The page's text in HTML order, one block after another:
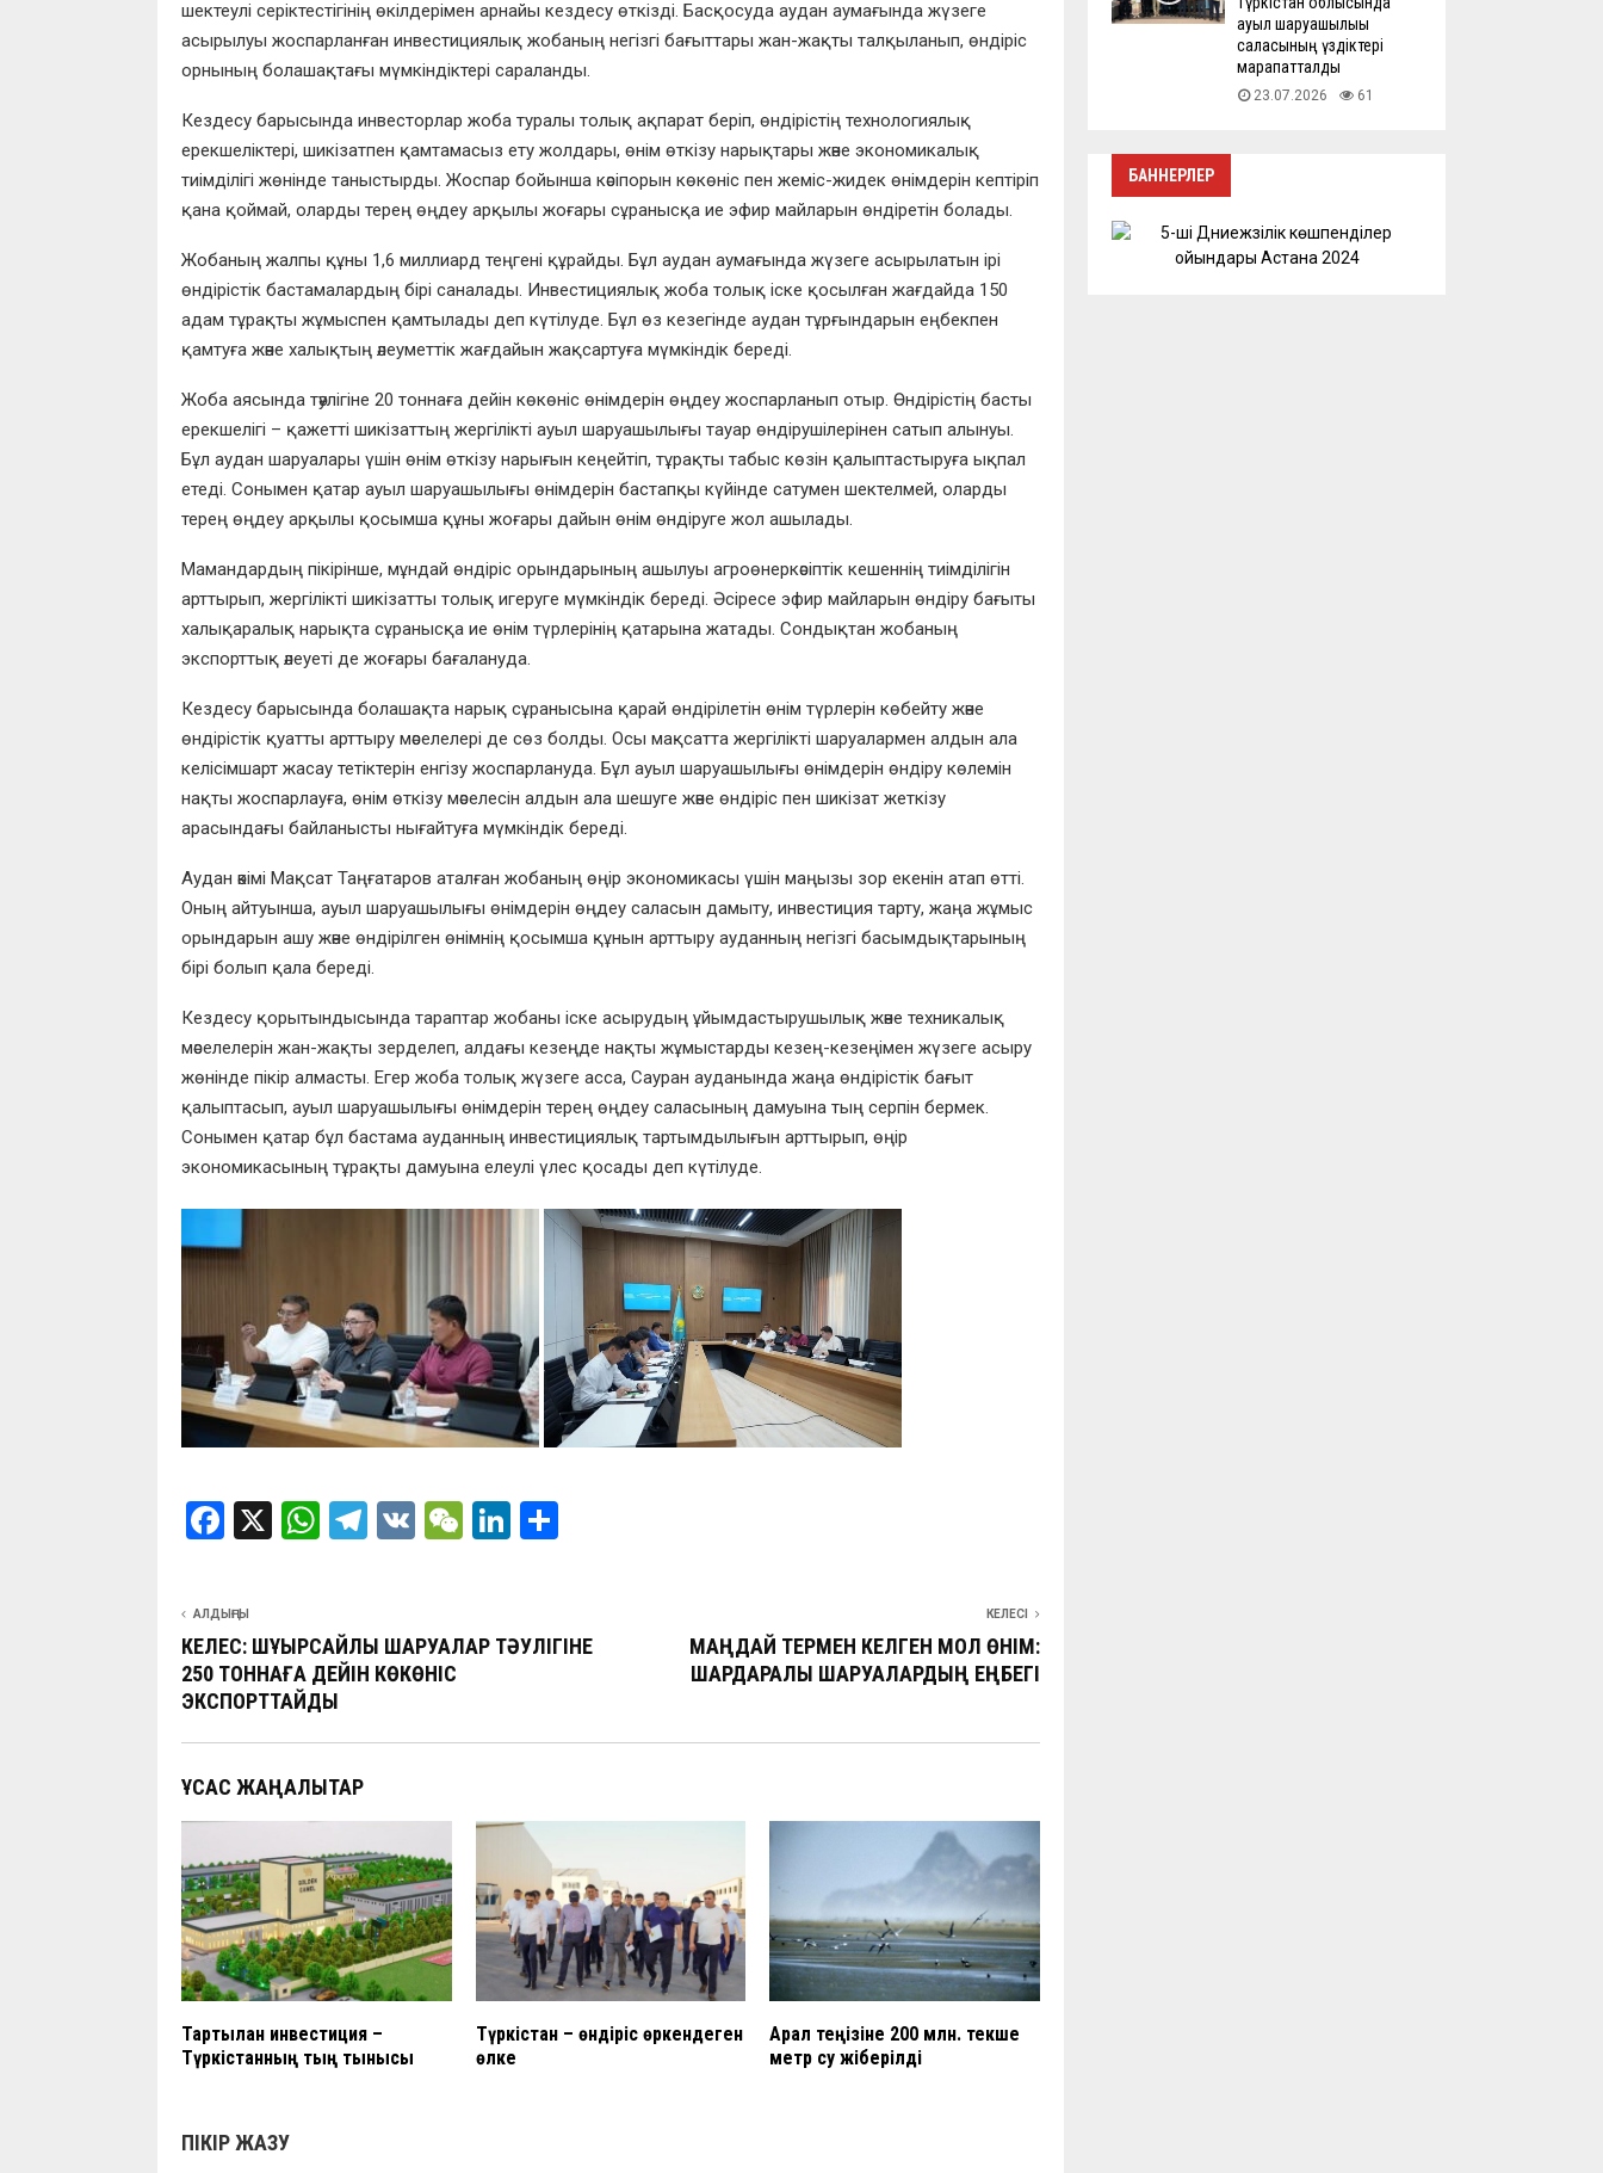
шектеулі серіктестігінің өкілдерімен арнайы кездесу өткізді. Басқосуда аудан аумағында жүзеге
асырылуы жоспарланған инвестициялық жобаның негізгі бағыттары жан-жақты талқыланып, өндіріс
орнының болашақтағы мүмкіндіктері сараланды.
Кездесу барысында инвесторлар жоба туралы толық ақпарат беріп, өндірістің технологиялық
ерекшеліктері, шикізатпен қамтамасыз ету жолдары, өнім өткізу нарықтары және экономикалық
тиімділігі жөнінде таныстырды. Жоспар бойынша кәсіпорын көкөніс пен жеміс-жидек өнімдерін кептіріп
қана қоймай, оларды терең өңдеу арқылы жоғары сұранысқа ие эфир майларын өндіретін болады.
Жобаның жалпы құны 1,6 миллиард теңгені құрайды. Бұл аудан аумағында жүзеге асырылатын ірі
өндірістік бастамалардың бірі саналады. Инвестициялық жоба толық іске қосылған жағдайда 150
адам тұрақты жұмыспен қамтылады деп күтілуде. Бұл өз кезегінде аудан тұрғындарын еңбекпен
қамтуға және халықтың әлеуметтік жағдайын жақсартуға мүмкіндік береді.
Жоба аясында тәулігіне 20 тоннаға дейін көкөніс өнімдерін өңдеу жоспарланып отыр. Өндірістің басты
ерекшелігі – қажетті шикізаттың жергілікті ауыл шаруашылығы тауар өндірушілерінен сатып алынуы.
Бұл аудан шаруалары үшін өнім өткізу нарығын кеңейтіп, тұрақты табыс көзін қалыптастыруға ықпал
етеді. Сонымен қатар ауыл шаруашылығы өнімдерін бастапқы күйінде сатумен шектелмей, оларды
терең өңдеу арқылы қосымша құны жоғары дайын өнім өндіруге жол ашылады.
Мамандардың пікірінше, мұндай өндіріс орындарының ашылуы агроөнеркәсіптік кешеннің тиімділігін
арттырып, жергілікті шикізатты толық игеруге мүмкіндік береді. Әсіресе эфир майларын өндіру бағыты
халықаралық нарықта сұранысқа ие өнім түрлерінің қатарына жатады. Сондықтан жобаның
экспорттық әлеуеті де жоғары бағалануда.
Кездесу барысында болашақта нарық сұранысына қарай өндірілетін өнім түрлерін көбейту және
өндірістік қуатты арттыру мәселелері де сөз болды. Осы мақсатта жергілікті шаруалармен алдын ала
келісімшарт жасау тетіктерін енгізу жоспарлануда. Бұл ауыл шаруашылығы өнімдерін өндіру көлемін
нақты жоспарлауға, өнім өткізу мәселесін алдын ала шешуге және өндіріс пен шикізат жеткізу
арасындағы байланысты нығайтуға мүмкіндік береді.
Аудан әкімі Мақсат Таңғатаров аталған жобаның өңір экономикасы үшін маңызы зор екенін атап өтті.
Оның айтуынша, ауыл шаруашылығы өнімдерін өңдеу саласын дамыту, инвестиция тарту, жаңа жұмыс
орындарын ашу және өндірілген өнімнің қосымша құнын арттыру ауданның негізгі басымдықтарының
бірі болып қала береді.
Кездесу қорытындысында тараптар жобаны іске асырудың ұйымдастырушылық және техникалық
мәселелерін жан-жақты зерделеп, алдағы кезеңде нақты жұмыстарды кезең-кезеңімен жүзеге асыру
жөнінде пікір алмасты. Егер жоба толық жүзеге асса, Сауран ауданында жаңа өндірістік бағыт
қалыптасып, ауыл шаруашылығы өнімдерін терең өңдеу саласының дамуына тың серпін бермек.
Сонымен қатар бұл бастама ауданның инвестициялық тартымдылығын арттырып, өңір
экономикасының тұрақты дамуына елеулі үлес қосады деп күтілуде.
F
b
o
o
k
X
W
s
A
p
p
T
gr
a
V
W
h
Li
dI р
и
АЛДЫҢҒЫ
КЕЛЕС: ШҰҚЫРСАЙЛЫҚ ШАРУАЛАР ТӘУЛІГІНЕ
250 ТОННАҒА ДЕЙІН КӨКӨНІС
ЭКСПОРТТАЙДЫ
КЕЛЕСІ
МАҢДАЙ ТЕРМЕН КЕЛГЕН МОЛ ӨНІМ:
ШАРДАРАЛЫҚ ШАРУАЛАРДЫҢ ЕҢБЕГІ
ҰҚСАС ЖАҢАЛЫҚТАР
Тартылған инвестиция –
Түркістанның тың тынысы
Түркістан – өндіріс өркендеген
өлке
Арал теңізіне 200 млн. текше
метр су жіберілді
ПІКІР ЖАЗУ
ауыл шаруашылығы
саласының үздіктері
марапатталды
23.07.2026 61
БАННЕРЛЕР